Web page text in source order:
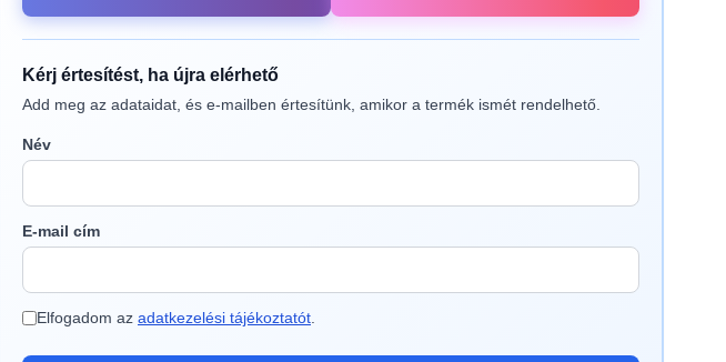
Kérj értesítést, ha újra elérhető
Add meg az adataidat, és e-mailben értesítünk, amikor a termék ismét rendelhető.
Név
E-mail cím
Elfogadom az adatkezelési tájékoztatót